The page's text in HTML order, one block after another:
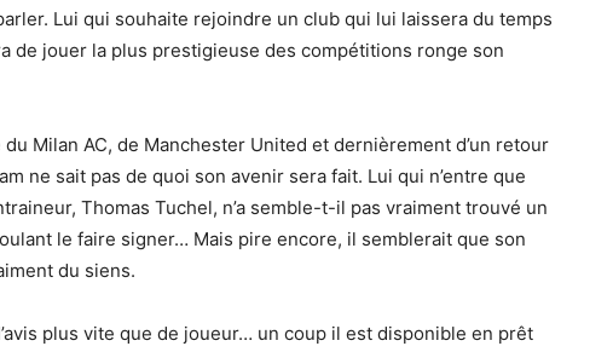
Lui qui souhaite rejoindre un club qui lui laissera du temps
de jouer la plus prestigieuse des compétitions ronge son
du Milan AC, de Manchester United et dernièrement d’un retour
ne sait pas de quoi son avenir sera fait. Lui qui n’entre que
Thomas Tuchel, n’a semble-t-il pas vraiment trouvé un
le faire signer… Mais pire encore, il semblerait que son
du siens.
plus vite que de joueur… un coup il est disponible en prêt